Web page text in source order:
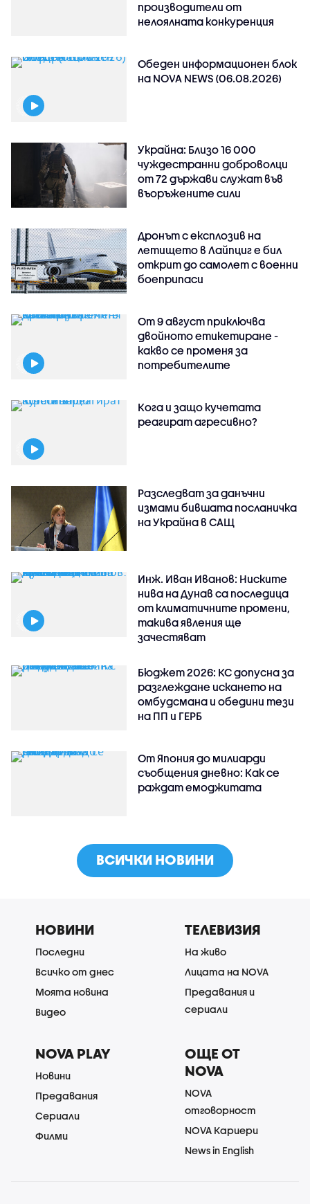
производители от
нелоялната конкуренция
Обеден информационен блок
на NOVA NEWS (06.08.2026)
Украйна: Близо 16 000
чуждестранни доброволци
от 72 държави служат във
въоръжените сили
Дронът с експлозив на
летището в Лайпциг е бил
открит до самолет с военни
боеприпаси
От 9 август приключва
двойното етикетиране -
какво се променя за
потребителите
Кога и защо кучетата
реагират агресивно?
Разследват за данъчни
измами бившата посланичка
на Украйна в САЩ
Инж. Иван Иванов: Ниските
нива на Дунав са последица
от климатичните промени,
такива явления ще
зачестяват
Бюджет 2026: КС допусна за
разглеждане искането на
омбудсмана и обедини тези
на ПП и ГЕРБ
От Япония до милиарди
съобщения дневно: Как се
раждат емоджитата
ВСИЧКИ НОВИНИ
НОВИНИ
Последни
Всичко от днес
Моята новина
Видео
ТЕЛЕВИЗИЯ
На живо
Лицата на NOVA
Предавания и
сериали
NOVA PLAY
Новини
Предавания
Сериали
Филми
ОЩЕ ОТ
NOVA
NOVA
отговорност
NOVA Кариери
News in English